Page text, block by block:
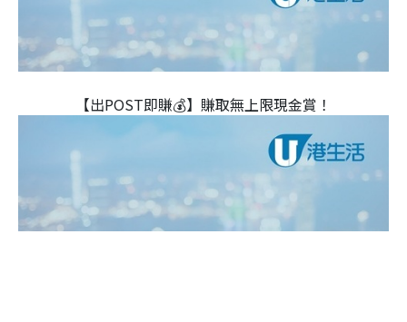
【出POST即賺💰】賺取無上限現金賞！